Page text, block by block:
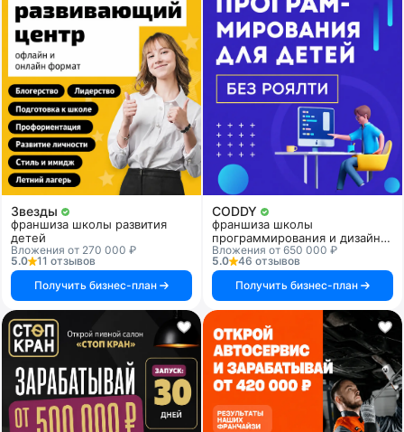
Звезды
франшиза школы развития
детей
Вложения от 270 000 ₽
5.0
11 отзывов
Получить бизнес-план
CODDY
франшиза школы
программирования и дизайна
для детей
Вложения от 650 000 ₽
5.0
46 отзывов
Получить бизнес-план